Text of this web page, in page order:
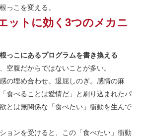
っこを変える。
ットに効く3つのメカニ
っこにあるプログラムを書き換える
空腹だからではないことが多い。
の埋め合わせ。退屈しのぎ。感情の麻
食べることは愛情だ」と刷り込まれたパ
とは無関係な「食べたい」衝動を生んで
ョンを受けると、この「食べたい」衝動